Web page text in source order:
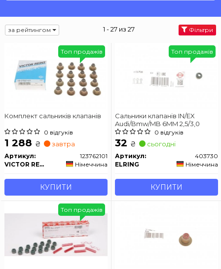
за рейтингом 1 - 27 из 27 Фільтри
Комплект сальників клапанів
0 відгуків
1 288 ₴ завтра
Артикул:
123762101
VICTOR REINZ
Німеччина
КУПИТИ
Топ продажів
Сальники клапанів IN/EX
Audi/Bmw/MB 6MM 2,5/3,0
0 відгуків
32 ₴ сьогодні
Артикул:
403730
ELRING
Німеччина
КУПИТИ
Топ продажів
Топ продажів